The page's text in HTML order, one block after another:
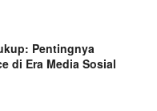
Pentingnya
di Era Media Sosial